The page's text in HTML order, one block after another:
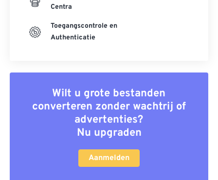
Centra
Toegangscontrole en
Authenticatie
Wilt u grote bestanden
converteren zonder wachtrij of
advertenties?
Nu upgraden
Aanmelden